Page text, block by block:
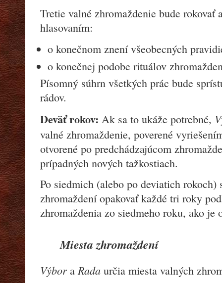
Tretie valné zhromaždenie bude rokovať
hlasovaním:
o konečnom znení všeobecných
o konečnej podobe rituálov
Písomný súhrn všetkých prác bude
rádov.
Deväť rokov: Ak sa to ukáže potrebné,
valné zhromaždenie, poverené
otvorené po predchádzajúcom
prípadných nových tažkostiach.
Po siedmich (alebo po deviatich rokoch)
zhromaždení opakovať každé tri roky
zhromaždenia zo siedmeho roku, ako je
Miesta zhromaždení
Výbor a Rada určia miesta valných